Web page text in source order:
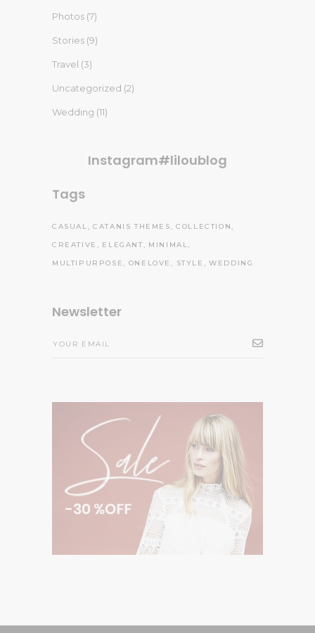
Photos (7)
Stories (9)
Travel (3)
Uncategorized (2)
Wedding (11)
Instagram#liloublog
Tags
CASUAL CATANIS THEMES
COLLECTION
CREATIVE
ELEGANT
MINIMAL
MULTIPURPOSE
ONELOVE STYLE WEDDING
Newsletter